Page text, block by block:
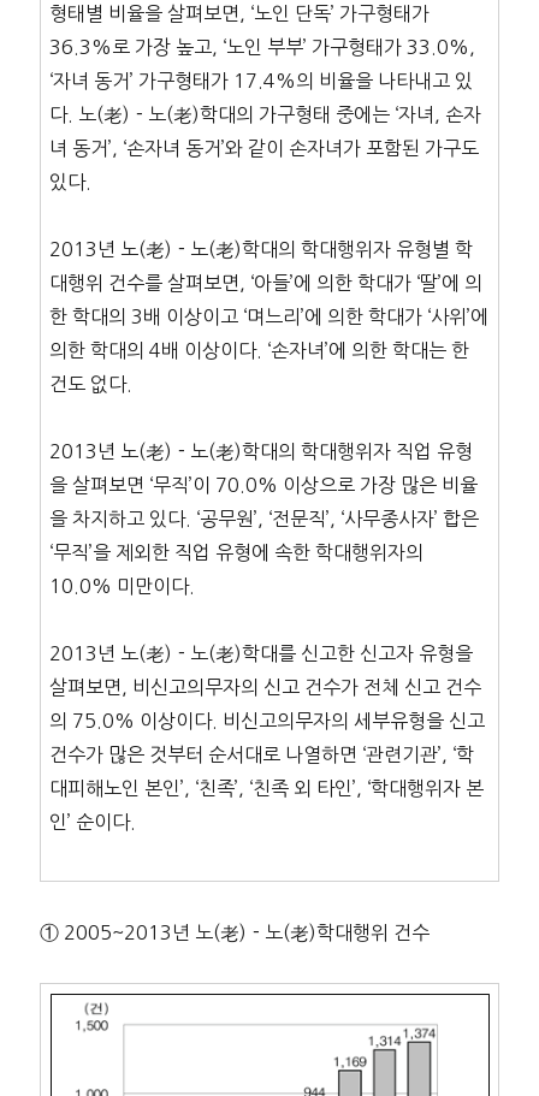
형태별 비율을 살펴보면, ‘노인 단독’ 가구형태가
36.3%로 가장 높고, ‘노인 부부’ 가구형태가 33.0%,
‘자녀 동거’ 가구형태가 17.4%의 비율을 나타내고 있
다. 노(老)－노(老)학대의 가구형태 중에는 ‘자녀, 손자
녀 동거’, ‘손자녀 동거’와 같이 손자녀가 포함된 가구도
있다.
2013년 노(老)－노(老)학대의 학대행위자 유형별 학
대행위 건수를 살펴보면, ‘아들’에 의한 학대가 ‘딸’에 의
한 학대의 3배 이상이고 ‘며느리’에 의한 학대가 ‘사위’에
의한 학대의 4배 이상이다. ‘손자녀’에 의한 학대는 한
건도 없다.
2013년 노(老)－노(老)학대의 학대행위자 직업 유형
을 살펴보면 ‘무직’이 70.0% 이상으로 가장 많은 비율
을 차지하고 있다. ‘공무원’, ‘전문직’, ‘사무종사자’ 합은
‘무직’을 제외한 직업 유형에 속한 학대행위자의
10.0% 미만이다.
2013년 노(老)－노(老)학대를 신고한 신고자 유형을
살펴보면, 비신고의무자의 신고 건수가 전체 신고 건수
의 75.0% 이상이다. 비신고의무자의 세부유형을 신고
건수가 많은 것부터 순서대로 나열하면 ‘관련기관’, ‘학
대피해노인 본인’, ‘친족’, ‘친족 외 타인’, ‘학대행위자 본
인’ 순이다.
① 2005~2013년 노(老)－노(老)학대행위 건수